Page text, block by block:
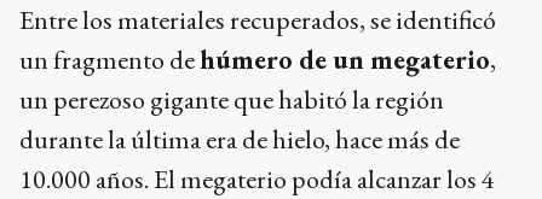
Entre los materiales recuperados, se identificó
un fragmento dehúmero de un megaterio,
un perezoso gigante que habitó la región
durante la última era de hielo, hace más de
10.000 años. El megaterio podía alcanzar los 4